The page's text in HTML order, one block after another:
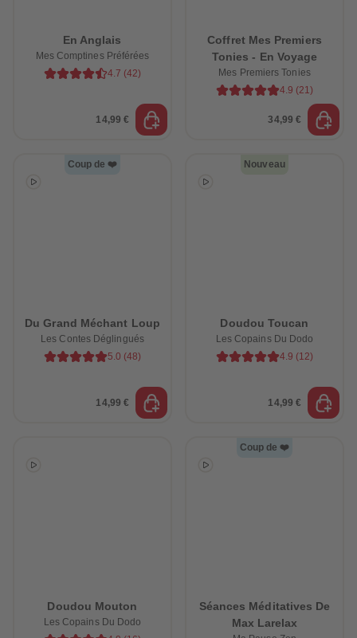
En Anglais
Mes Comptines Préférées
4.7 (42)
14,99 €
Coffret Mes Premiers
Tonies - En Voyage
Mes Premiers Tonies
4.9 (21)
34,99 €
Coup de ❤️
Du Grand Méchant Loup
Les Contes Déglingués
5.0 (48)
14,99 €
Nouveau
Doudou Toucan
Les Copains Du Dodo
4.9 (12)
14,99 €
Doudou Mouton
Les Copains Du Dodo
Coup de ❤️
Séances Méditatives De
Max Larelax